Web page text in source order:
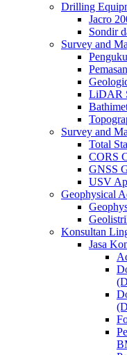
Drilling
Jacro
Sondir
Survey and
LiDAR
Survey and
Total
CORS
GNSS
USV
Geophysical
Konsultan
Jasa